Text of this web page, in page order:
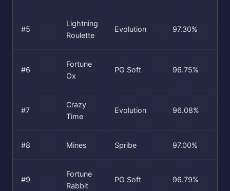
#5
Lightning
Roulette
Evolution 97.30%
#6
Fortune
Ox
PG Soft 96.75%
#7
Crazy
Time
Evolution 96.08%
#8 Mines Spribe 97.00%
#9
Fortune
Rabbit
PG Soft 96.79%